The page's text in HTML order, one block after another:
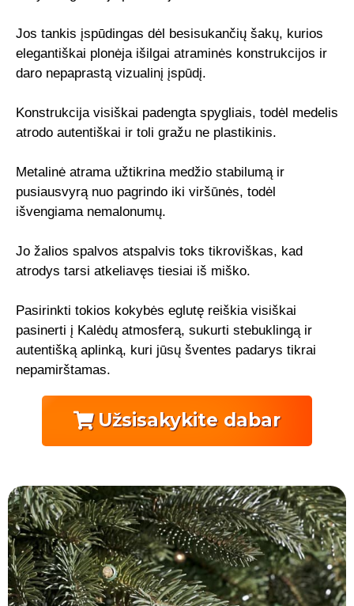
Jos tankis įspūdingas dėl besisukančių šakų, kurios
elegantiškai plonėja išilgai atraminės konstrukcijos ir
daro nepaprastą vizualinį įspūdį.
Konstrukcija visiškai padengta spygliais, todėl medelis
atrodo autentiškai ir toli gražu ne plastikinis.
Metalinė atrama užtikrina medžio stabilumą ir
pusiausvyrą nuo pagrindo iki viršūnės, todėl
išvengiama nemalonumų.
Jo žalios spalvos atspalvis toks tikroviškas, kad
atrodys tarsi atkeliavęs tiesiai iš miško.
Pasirinkti tokios kokybės eglutę reiškia visiškai
pasinerti į Kalėdų atmosferą, sukurti stebuklingą ir
autentišką aplinką, kuri jūsų šventes padarys tikrai
nepamirštamas.
Užsisakykite dabar